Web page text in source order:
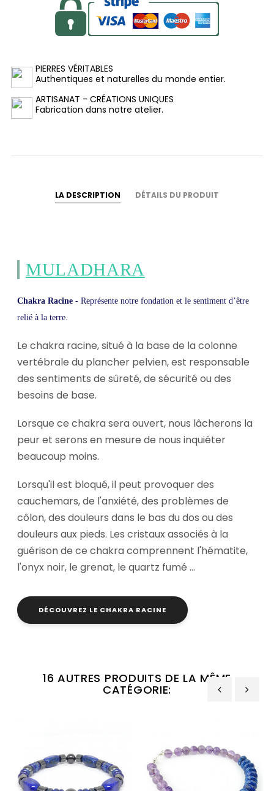
PIERRES VÉRITABLES
Authentiques et naturelles du monde entier.
ARTISANAT - CRÉATIONS UNIQUES
Fabrication dans notre atelier.
LA DESCRIPTION DÉTAILS DU PRODUIT
MULADHARA
Chakra Racine - Représente notre fondation et le sentiment d’être
relié à la terre.
Le chakra racine, situé à la base de la colonne
vertébrale du plancher pelvien, est responsable
des sentiments de sûreté, de sécurité ou des
besoins de base.
Lorsque ce chakra sera ouvert, nous lâcherons la
peur et serons en mesure de nous inquiéter
beaucoup moins.
Lorsqu'il est bloqué, il peut provoquer des
cauchemars, de l'anxiété, des problèmes de
côlon, des douleurs dans le bas du dos ou des
douleurs aux pieds. Les cristaux associés à la
guérison de ce chakra comprennent l'hématite,
l'onyx noir, le grenat, le quartz fumé …
DÉCOUVREZ LE CHAKRA RACINE
16 AUTRES PRODUITS DE LA MÊME
CATÉGORIE: